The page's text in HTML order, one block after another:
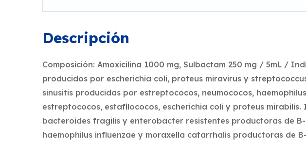
Descripción
Composición: Amoxicilina 1000 mg, Sulbactam 250 mg / 5mL /
producidos por escherichia coli, proteus miravirus y
sinusitis producidas por estreptococos, neumococos,
estreptococos, estafilococos, escherichia coli y proteus
bacteroides fragilis y enterobacter resistentes productoras de
haemophilus influenzae y moraxella catarrhalis productoras de